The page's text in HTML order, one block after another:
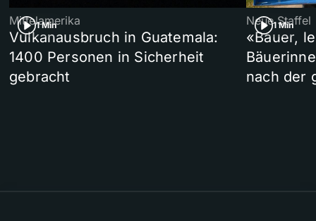
1 Min
Mittelamerika
Vulkanausbruch in Guatemala:
1400 Personen in Sicherheit
gebracht
1 Min
Neue Staffel
«Bauer,
nach der